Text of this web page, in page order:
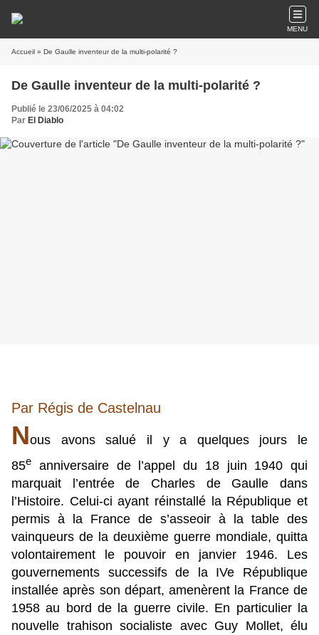
MENU
Accueil » De Gaulle inventeur de la multi-polarité ?
De Gaulle inventeur de la multi-polarité ?
Publié le 23/06/2025 à 04:02
Par El Diablo
Par Régis de Castelnau
Nous avons salué il y a quelques jours le
85e anniversaire de l’appel du 18 juin 1940 qui
marquait l’entrée de Charles de Gaulle dans
l’Histoire. Celui-ci ayant réinstallé la République et
permis à la France de s’asseoir à la table des
vainqueurs de la deuxième guerre mondiale, quitta
volontairement le pouvoir en janvier 1946. Les
gouvernements successifs de la IVe République
installée après son départ, amenèrent la France de
1958 au bord de la guerre civile. En particulier la
nouvelle trahison socialiste avec Guy Mollet, élu